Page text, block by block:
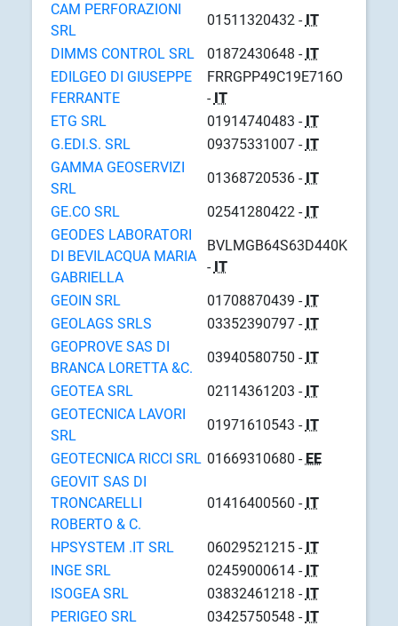
CAM PERFORAZIONI
SRL
01511320432 - IT
DIMMS CONTROL SRL
01872430648 - IT
EDILGEO DI GIUSEPPE
FERRANTE
FRRGPP49C19E716O
- IT
ETG SRL
01914740483 - IT
G.EDI.S. SRL
09375331007 - IT
GAMMA GEOSERVIZI
SRL
01368720536 - IT
GE.CO SRL
02541280422 - IT
GEODES LABORATORI
DI BEVILACQUA MARIA
GABRIELLA
BVLMGB64S63D440K
- IT
GEOIN SRL
01708870439 - IT
GEOLAGS SRLS
03352390797 - IT
GEOPROVE SAS DI
BRANCA LORETTA &C.
03940580750 - IT
GEOTEA SRL
02114361203 - IT
GEOTECNICA LAVORI
SRL
01971610543 - IT
GEOTECNICA RICCI SRL 01669310680 - EE
GEOVIT SAS DI
TRONCARELLI
ROBERTO & C.
01416400560 - IT
HPSYSTEM .IT SRL 06029521215 - IT
INGE SRL
02459000614 - IT
ISOGEA SRL
03832461218 - IT
PERIGEO SRL
03425750548 - IT